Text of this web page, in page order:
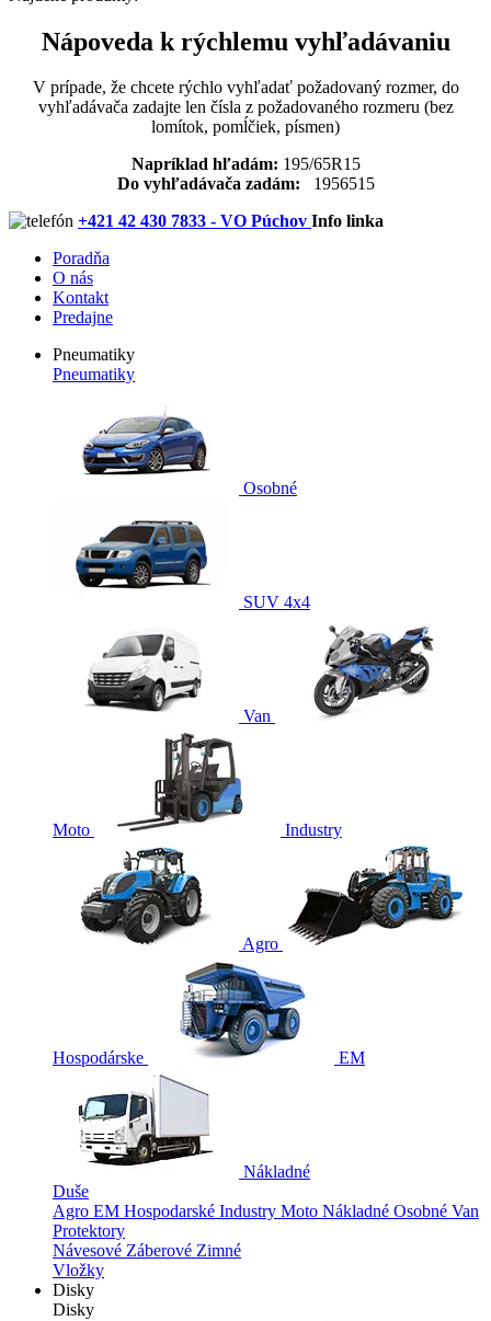
Nápoveda k rýchlemu vyhľadávaniu
V prípade, že chcete rýchlo vyhľadať požadovaný rozmer, do
vyhľadávača zadajte len čísla z požadovaného rozmeru (bez
lomítok, pomĺčiek, písmen)
Napríklad hľadám: 195/65R15
Do vyhľadávača zadám: 1956515
+421 42 430 7833 - VO Púchov Info linka
Poradňa
O nás
Kontakt
Predajne
Pneumatiky
Pneumatiky
Osobné
SUV 4x4
Van
Moto Industry
Agro
Hospodárske EM
Nákladné
Duše
Agro EM Hospodarské Industry Moto Nákladné Osobné Van
Protektory
Návesové Záberové Zimné
Vložky
Disky
Disky